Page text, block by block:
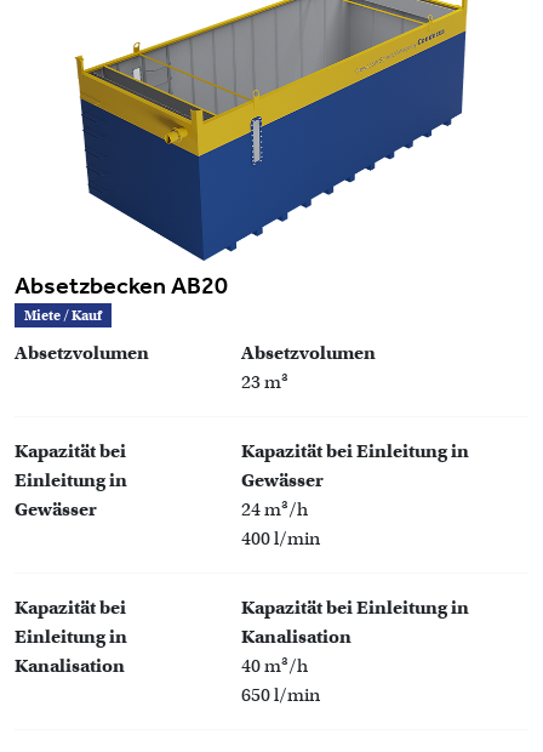
Absetzbecken AB20
Miete / Kauf
Absetzvolumen
Absetzvolumen
23 m³
Kapazität bei
Einleitung in
Gewässer
Kapazität bei Einleitung in
Gewässer
24 m³/h
400 l/min
Kapazität bei
Einleitung in
Kanalisation
Kapazität bei Einleitung in
Kanalisation
40 m³/h
650 l/min